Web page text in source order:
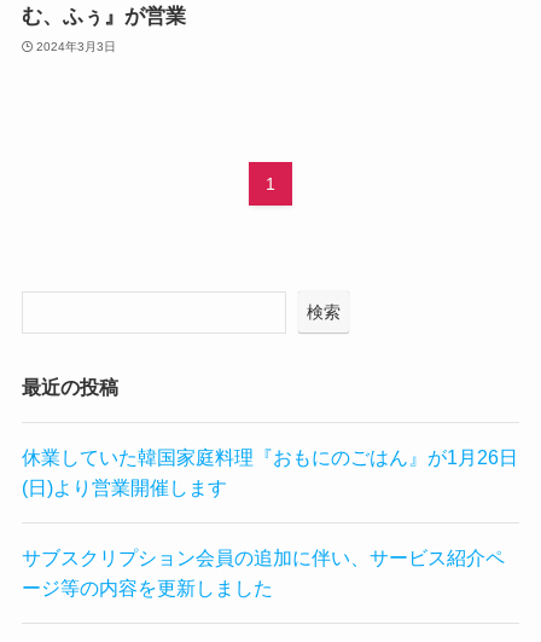
む、ふぅ』が営業
2024年3月3日
1
検索
最近の投稿
休業していた韓国家庭料理『おもにのごはん』が1月26日
(日)より営業開催します
サブスクリプション会員の追加に伴い、サービス紹介ペ
ージ等の内容を更新しました